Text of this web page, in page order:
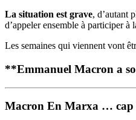
La situation est grave, d’autant
d’appeler ensemble à participer
Les semaines qui viennent vont
**Emmanuel Macron a
Macron En Marxa … cap